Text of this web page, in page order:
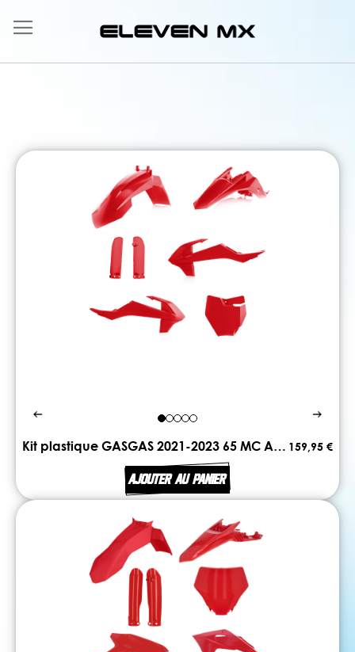
au
contenu
Kit plastique GASGAS 2021-2023 65 MC ACERBIS 159,95 €
AJOUTER AU PANIER